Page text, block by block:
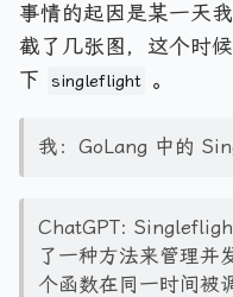
事情的起因是某一天
截了几张图，这个时
下
singleflight 。
我：GoLang 中的
ChatGPT:
了一种方法来管理并
个函数在同一时间被